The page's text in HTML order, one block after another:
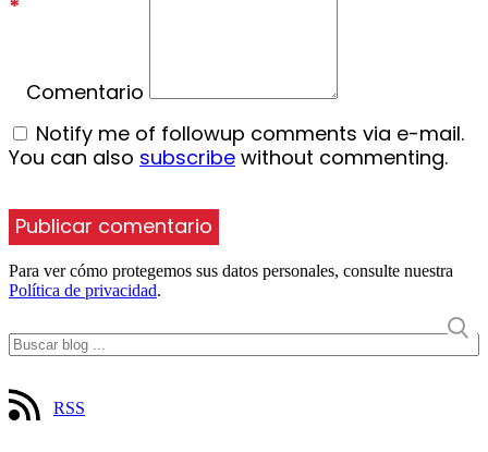
Comentario
*
Notify me of followup comments via e-mail.
You can also subscribe without commenting.
Para ver cómo protegemos sus datos personales, consulte nuestra
Política de privacidad.
RSS